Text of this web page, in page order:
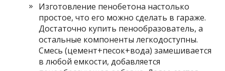
Изготовление пенобетона настолько
простое, что его можно сделать в гараже.
Достаточно купить пенообразователь, а
остальные компоненты легкодоступны.
Смесь (цемент+песок+вода) замешивается
в любой емкости, добавляется